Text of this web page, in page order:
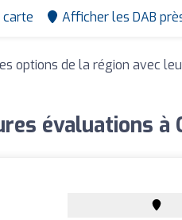
Afficher les DAB
options de la région avec
évaluations à